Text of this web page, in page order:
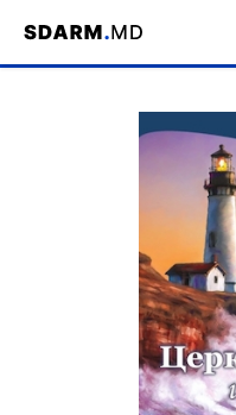
Acasa / Bibliotecă /